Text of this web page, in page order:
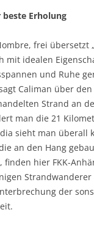
Erholung
frei übersetzt
mit idealen
und Ruhe
Caliman über
Strand an
man die 21
sieht man überall
an den Hang
finden hier FKK-
der